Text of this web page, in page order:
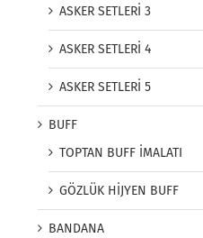
ASKER SETLERİ 3
ASKER SETLERİ 4
ASKER SETLERİ 5
BUFF
TOPTAN BUFF İMALATI
GÖZLÜK HİJYEN BUFF
BANDANA